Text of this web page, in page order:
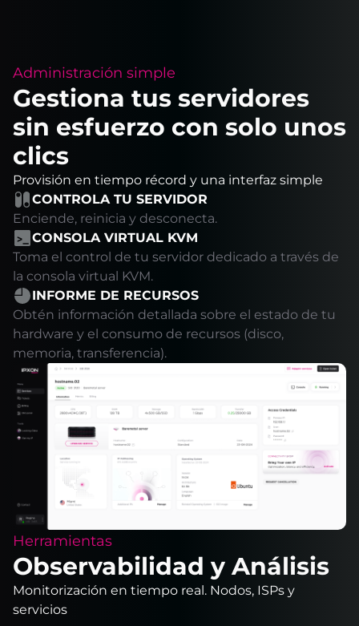
Administración simple
Gestiona tus servidores
sin esfuerzo con solo unos
clics
Provisión en tiempo récord y una interfaz simple
CONTROLA TU SERVIDOR
Enciende, reinicia y desconecta.
CONSOLA VIRTUAL KVM
Toma el control de tu servidor dedicado a través de
la consola virtual KVM.
INFORME DE RECURSOS
Obtén información detallada sobre el estado de tu
hardware y el consumo de recursos (disco,
memoria, transferencia).
Herramientas
Observabilidad y Análisis
Monitorización en tiempo real. Nodos, ISPs y
servicios